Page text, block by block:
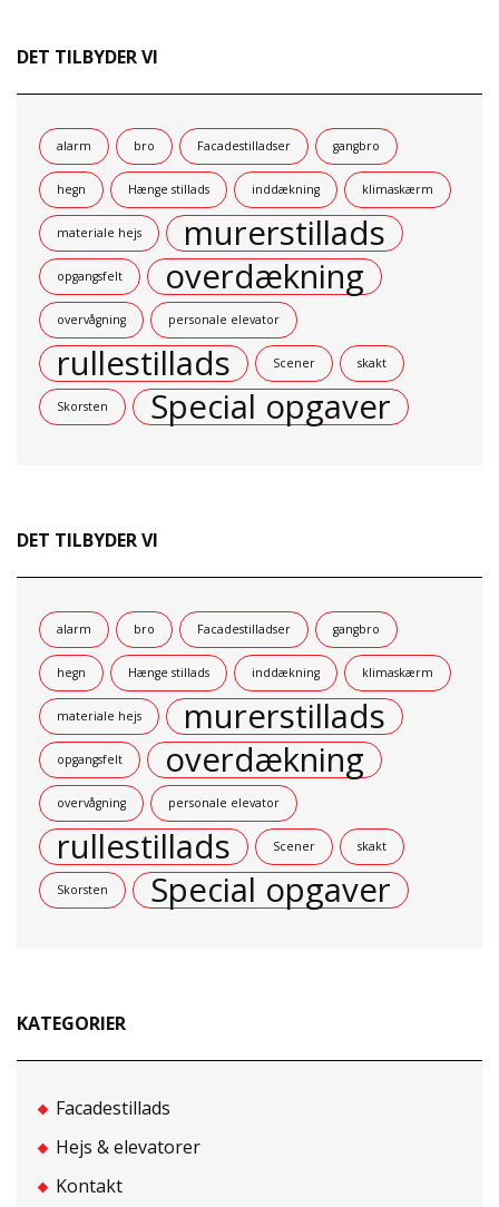
DET TILBYDER VI
alarm bro Facadestilladser gangbro
hegn Hænge stillads inddækning klimaskærm
materiale hejs murerstillads
opgangsfelt overdækning
overvågning personale elevator
rullestillads Scener skakt
Skorsten Special opgaver
DET TILBYDER VI
alarm bro Facadestilladser gangbro
hegn Hænge stillads inddækning klimaskærm
materiale hejs murerstillads
opgangsfelt overdækning
overvågning personale elevator
rullestillads Scener skakt
Skorsten Special opgaver
KATEGORIER
Facadestillads
Hejs & elevatorer
Kontakt